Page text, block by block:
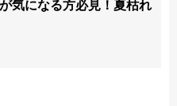
気になる方必見！夏枯れ